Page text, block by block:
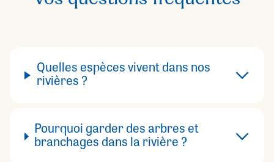
Quelles espèces vivent dans nos
rivières ?
Pourquoi garder des arbres et
branchages dans la rivière ?